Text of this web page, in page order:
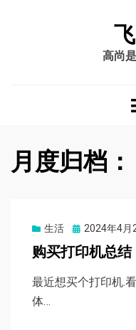
高尚
月度归档：
生活
Posted
on
2024年4月
购买打印机总结
最近想买个打印机.
体…